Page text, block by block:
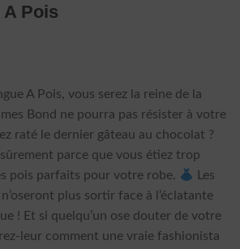
A Pois
A Pois, vous serez la reine de la
Bond ne pourra pas résister à votre
raté le dernier gâteau au chocolat ?
sûrement parce que vous étiez trop
pois parfaits pour votre robe.
Les
plus sortir face à l’éclatante
! Et si quelqu’un ose douter de votre
leur comment une vraie fashionista